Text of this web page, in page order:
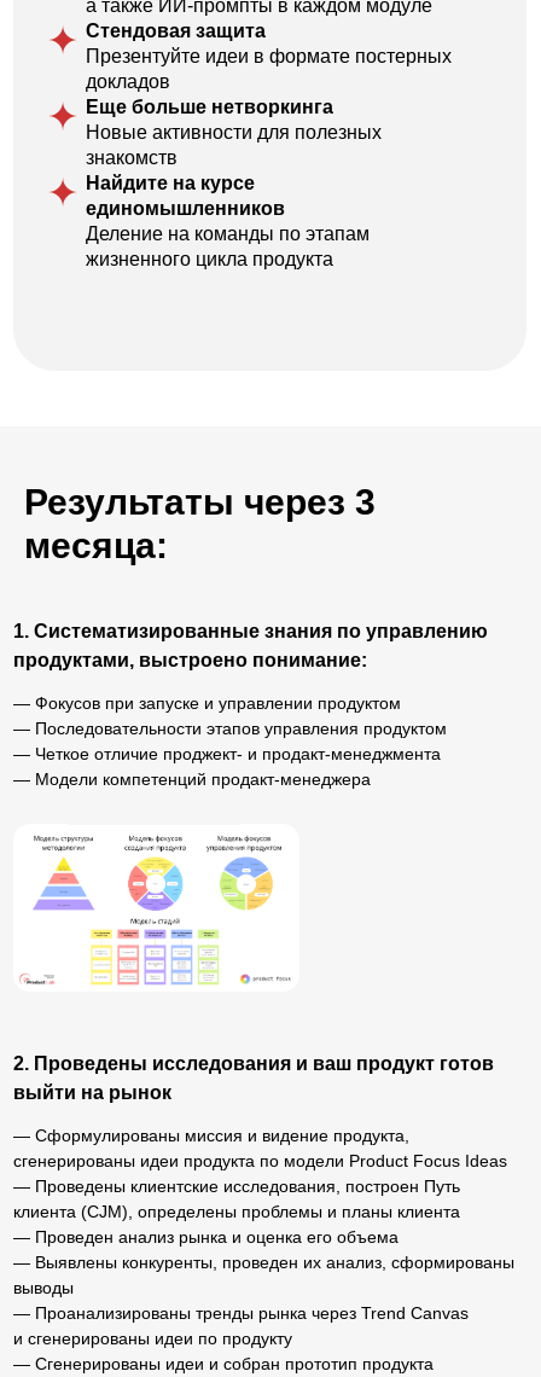
Результаты через 3
месяца:
2. Проведены исследования и ваш продукт готов
выйти на рынок
— Сформулированы миссия и видение продукта,
сгенерированы идеи продукта по модели Product Focus Ideas
— Проведены клиентские исследования, построен Путь
клиента (CJM), определены проблемы и планы клиента
— Проведен анализ рынка и оценка его объема
— Выявлены конкуренты, проведен их анализ, сформированы
3. Продукт упакован и запущен на рынок
— Проведены JTBD-интервью по собственному скрипту
— Проведена кластеризация клиентов, построена Карта
работ (Job map), приоритизированы задачи клиентов
— Проведена сегментация клиентов
— Определено ценностное предложение, УТП, упаковка
— Создан лэндинг продукта и запущена пробная реклама
(опционально)
— Настроена юнит-экономика и определены гипотезы роста
— Определена бизнес-модель продукта
— Определены форматы для аналитики по маркетингу
4. Построена система управления продуктом
— Сформирован OKR по продукту
— Определены Agile-ритуалы
— Построено управление гипотезами через
фреймворки HADI и Growth Hacking
— Изучите как работать с бэклогом